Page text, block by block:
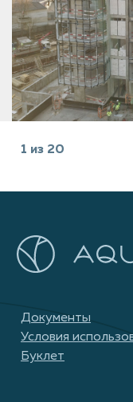
1 из 20
Документы
Условия
Буклет